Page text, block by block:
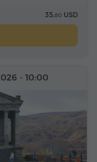
35.80 USD
- 10:00